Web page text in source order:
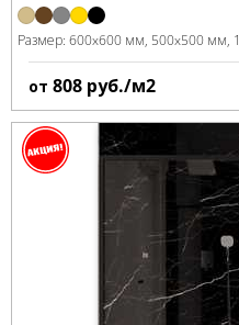
Размер: 600x600 мм 500x500 мм
от 808 руб./м2